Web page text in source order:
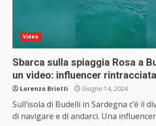
Video
Sbarca sulla spiaggia Rosa a
un video: influencer
Lorenzo Briotti Giugno 14, 2024
Sull’isola di Budelli in Sardegna c’è il
di navigare e di andarci. Una